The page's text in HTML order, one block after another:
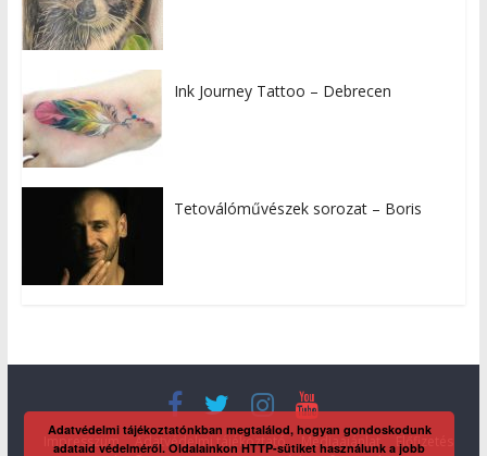
Ink Journey Tattoo – Debrecen
Tetoválóművészek sorozat – Boris
Impresszum Adatvédelmi tájékoztató Médiaajánlat Előfizetés
Adatvédelmi tájékoztatónkban megtalálod, hogyan gondoskodunk
adataid védelméről. Oldalainkon HTTP-sütiket használunk a jobb